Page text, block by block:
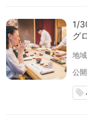
1/
グ
地
公
local_offer